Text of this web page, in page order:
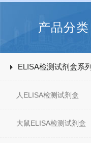
产品分类
ELISA检测试剂盒系列
人ELISA检测试剂盒
大鼠ELISA检测试剂盒